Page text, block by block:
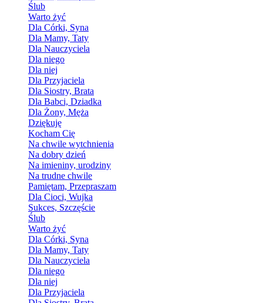
Ślub
Warto żyć
Dla Córki, Syna
Dla Mamy, Taty
Dla Nauczyciela
Dla niego
Dla niej
Dla Przyjaciela
Dla Siostry, Brata
Dla Babci, Dziadka
Dla Żony, Męża
Dziękuję
Kocham Cię
Na chwile wytchnienia
Na dobry dzień
Na imieniny, urodziny
Na trudne chwile
Pamiętam, Przepraszam
Dla Cioci, Wujka
Sukces, Szczęście
Ślub
Warto żyć
Dla Córki, Syna
Dla Mamy, Taty
Dla Nauczyciela
Dla niego
Dla niej
Dla Przyjaciela